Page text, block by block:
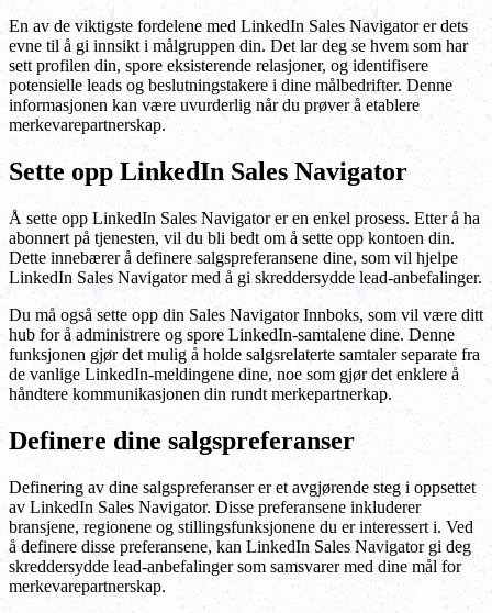
En av de viktigste fordelene med LinkedIn Sales Navigator er dets
evne til å gi innsikt i målgruppen din. Det lar deg se hvem som har
sett profilen din, spore eksisterende relasjoner, og identifisere
potensielle leads og beslutningstakere i dine målbedrifter. Denne
informasjonen kan være uvurderlig når du prøver å etablere
merkevarepartnerskap.
Sette opp LinkedIn Sales Navigator
Å sette opp LinkedIn Sales Navigator er en enkel prosess. Etter å ha
abonnert på tjenesten, vil du bli bedt om å sette opp kontoen din.
Dette innebærer å definere salgspreferansene dine, som vil hjelpe
LinkedIn Sales Navigator med å gi skreddersydde lead-anbefalinger.
Du må også sette opp din Sales Navigator Innboks, som vil være ditt
hub for å administrere og spore LinkedIn-samtalene dine. Denne
funksjonen gjør det mulig å holde salgsrelaterte samtaler separate fra
de vanlige LinkedIn-meldingene dine, noe som gjør det enklere å
håndtere kommunikasjonen din rundt merkepartnerkap.
Definere dine salgspreferanser
Definering av dine salgspreferanser er et avgjørende steg i oppsettet
av LinkedIn Sales Navigator. Disse preferansene inkluderer
bransjene, regionene og stillingsfunksjonene du er interessert i. Ved
å definere disse preferansene, kan LinkedIn Sales Navigator gi deg
skreddersydde lead-anbefalinger som samsvarer med dine mål for
merkevarepartnerskap.